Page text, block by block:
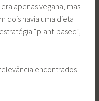
apenas vegana, mas
dois havia uma dieta
“plant-based”,
encontrados